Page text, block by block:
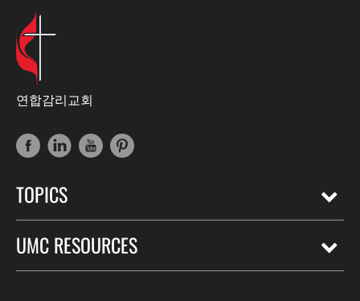
연합감리교회
TOPICS
UMC RESOURCES